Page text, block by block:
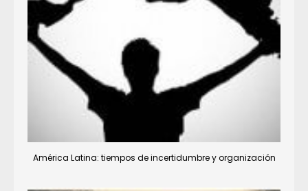
América Latina: tiempos de incertidumbre y organización